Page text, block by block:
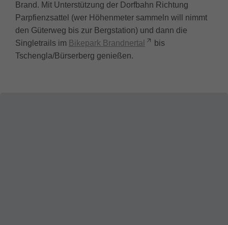
Brand. Mit Unterstützung der Dorfbahn Richtung
Parpfienzsattel (wer Höhenmeter sammeln will nimmt
den Güterweg bis zur Bergstation) und dann die
Singletrails im Bikepark Brandnertal
bis
Tschengla/Bürserberg genießen.